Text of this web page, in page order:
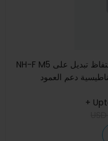
NH-F M5 مسمار ثقب النوع الصغير 30 كجم قوة الاحتفاظ تبديل على
دعم العمود
+